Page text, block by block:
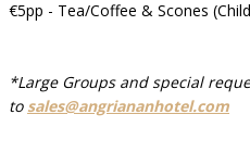
€5pp - Tea/Coffee & Scones
*Large Groups and special
to sales@angriananhotel.com